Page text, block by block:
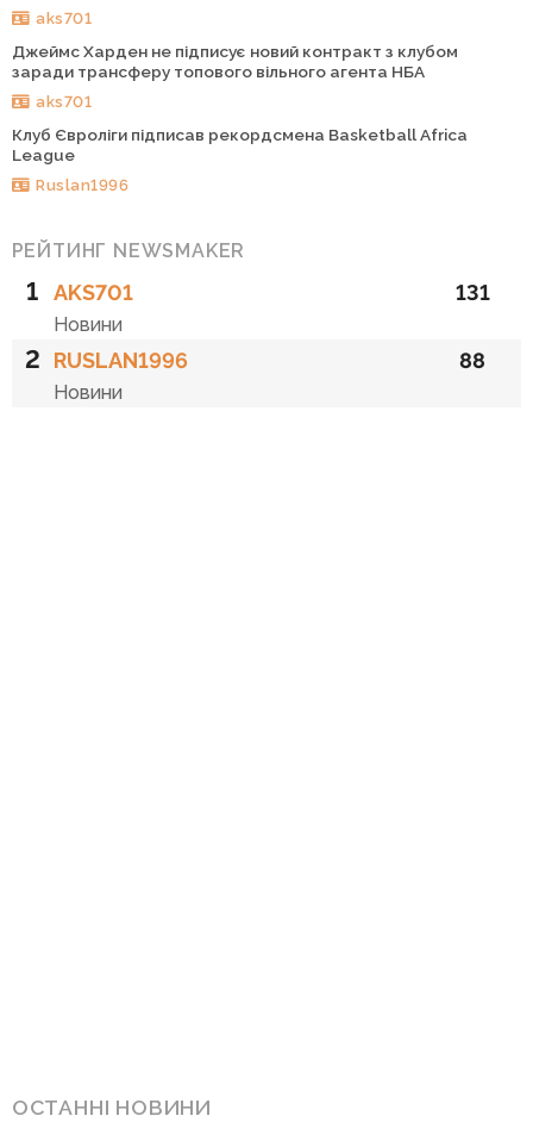
aks701
Джеймс Харден не підписує новий контракт з клубом
заради трансферу топового вільного агента НБА
aks701
Клуб Євроліги підписав рекордсмена Basketball Africa
League
Ruslan1996
РЕЙТИНГ NEWSMAKER
1 AKS701
Новини
131
2 RUSLAN1996
Новини
88
ОСТАННІ НОВИНИ